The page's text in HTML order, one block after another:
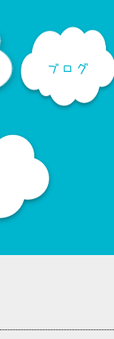
ブログ